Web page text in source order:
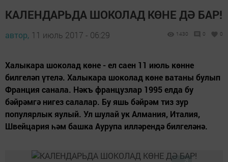
КАЛЕНДАРЬДА ШОКОЛАД КӨНЕ ДӘ БАР!
автор, 11 июль 2017 - 06:29 1430 0 0
Халыкара шоколад көне - ел саен 11 июль көнне
билгеләп үтелә. Халыкара шоколад көне ватаны булып
Франция санала. Нәкъ французлар 1995 елда бу
бәйрәмгә нигез салалар. Бу яшь бәйрәм тиз зур
популярлык яулый. Ул шулай ук Алмания, Италия,
Швейцария һәм башка Аурупа илләрендә билгеләнә.